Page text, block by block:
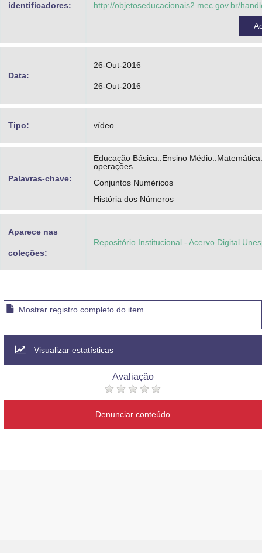
identificadores: http://objetoseducacionais2.mec.gov.br/
Data:
26-Out-2016
26-Out-2016
Tipo: vídeo
Palavras-chave:
Educação Básica::Ensino
operações
Conjuntos Numéricos
História dos Números
Aparece nas
coleções:
Repositório Institucional - Acervo Digital
Mostrar registro completo do item
Visualizar estatísticas
Avaliação
Denunciar conteúdo